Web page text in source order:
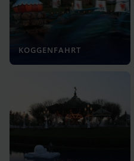
KOGGENFAHRT